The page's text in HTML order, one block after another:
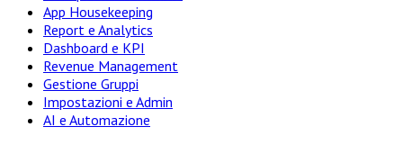
App Housekeeping
Report e Analytics
Dashboard e KPI
Revenue Management
Gestione Gruppi
Impostazioni e Admin
AI e Automazione